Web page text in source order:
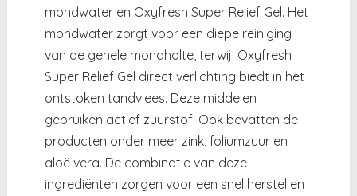
mondwater en Oxyfresh Super Relief Gel. Het
mondwater zorgt voor een diepe reiniging
van de gehele mondholte, terwijl Oxyfresh
Super Relief Gel direct verlichting biedt in het
ontstoken tandvlees. Deze middelen
gebruiken actief zuurstof. Ook bevatten de
producten onder meer zink, foliumzuur en
aloë vera. De combinatie van deze
ingrediënten zorgen voor een snel herstel en